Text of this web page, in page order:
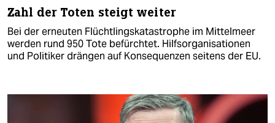
Zahl der Toten steigt weiter
Bei der erneuten Flüchtlingskatastrophe im Mittelmeer
werden rund 950 Tote befürchtet. Hilfsorganisationen
und Politiker drängen auf Konsequenzen seitens der EU.